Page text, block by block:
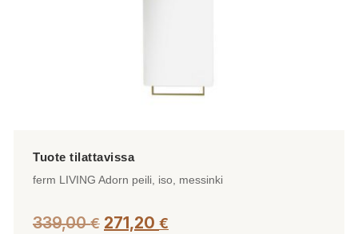
ferm LIVING Adorn peili, iso, messinki
339,00€ 271,20 €